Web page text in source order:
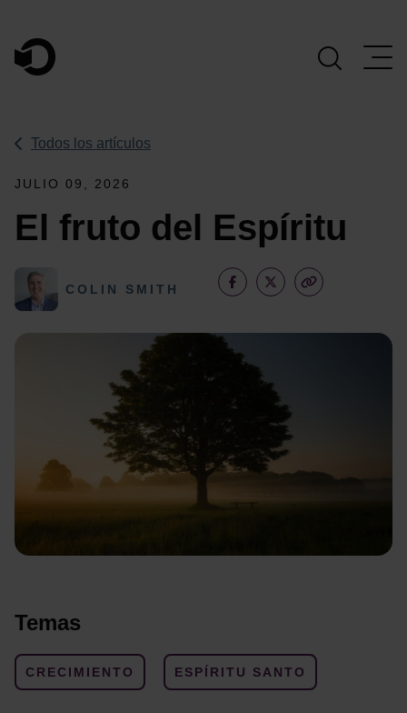
Navegación Principal
Todos los artículos
JULIO 09, 2026
El fruto del Espíritu
COLIN SMITH
Temas
CRECIMIENTO ESPÍRITU SANTO